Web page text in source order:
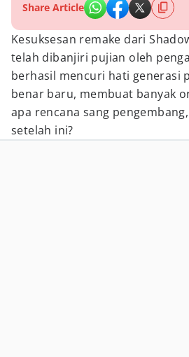
Share Article
Kesuksesan remake dari
telah dibanjiri pujian oleh
berhasil mencuri hati generasi
benar baru, membuat banyak
apa rencana sang pengembang,
setelah ini?